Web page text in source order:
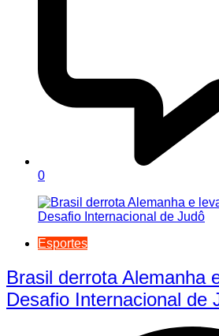
0
Esportes
Brasil derrota Alemanha
Desafio Internacional de